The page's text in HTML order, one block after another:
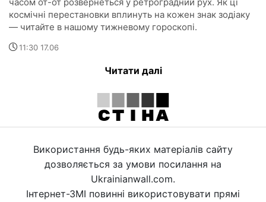
космічні перестановки вплинуть на кожен знак зодіаку
— читайте в нашому тижневому гороскопі.
11:30 17.06
Читати далі
Використання будь-яких матеріалів сайту
дозволяється за умови посилання на
Ukrainianwall.com.
Інтернет-ЗМІ повинні використовувати прямі